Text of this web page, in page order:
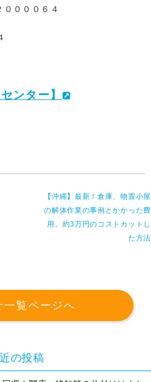
０００６４
ンター】
【沖縄】最新！倉庫、物置小屋
の解体作業の事例とかかった費
用。約3万円のコストカットし
た方法
一覧ページへ
の投稿
でお問い合わせ